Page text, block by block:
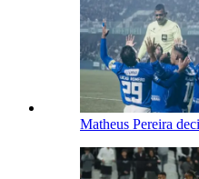
Matheus Pereira